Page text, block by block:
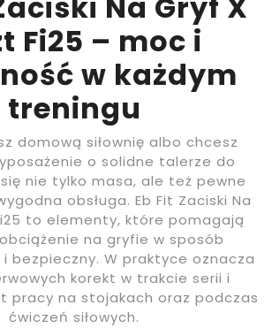
Fi25 – moc i
w każdym
treningu
domową siłownię albo chcesz
o solidne talerze do
nie tylko masa, ale też pewne
obsługa. Eb Fit Zaciski Na
to elementy, które pomagają
na gryfie w sposób
bezpieczny. W praktyce oznacza
korekt w trakcie serii i
pracy na stojakach oraz podczas
ćwiczeń siłowych.